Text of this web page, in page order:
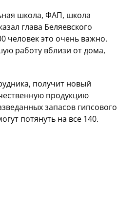
школа, ФАП, школа
глава Беляевского
человек это очень важно.
работу вблизи от дома,
получит новый
продукцию
запасов гипсового
потянуть на все 140.